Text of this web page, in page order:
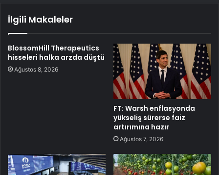
İlgili Makaleler
BlossomHill Therapeutics
hisseleri halka arzda düştü
Ağustos 8, 2026
FT: Warsh enflasyonda
yükseliş sürerse faiz
artırımına hazır
Ağustos 7, 2026